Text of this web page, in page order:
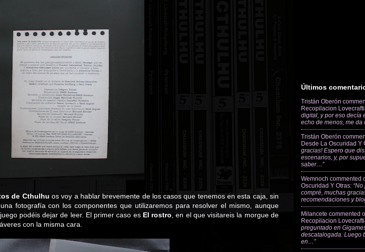
de Cthulhu os voy a hablar brevemente de los casos que tenemos en esta caja, sin
fotografía con los componentes que utilizaremos para resolver el mismo, aunque
podéis dejar de leer. El primer caso es El rostro , en el que visitareis la morgue de
con la misma cara.
Últimos
Tristán Oberón
Recopilacion
digital, y por eso decía
echo de menos, me
Tristán Oberón
Desde La Oscuridad Y
gracias! Espero que
escenarios, y, por
saber…”
Wemnoch commented
Oscuridad Y Otras:
compré, muchas
recomendaciones y
Milancete commented
Recopilacion
preguntado en
descatalogada. Luego
en…”